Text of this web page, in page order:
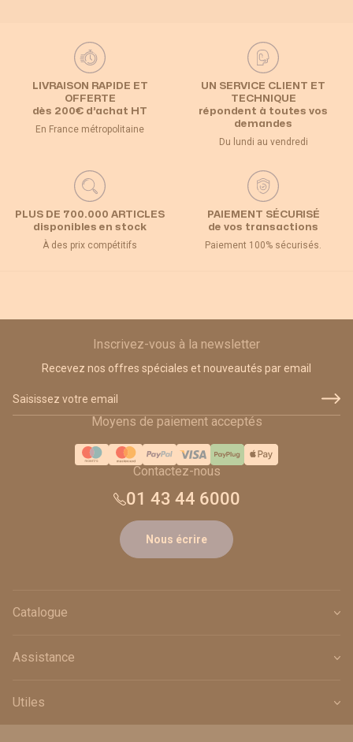
LIVRAISON RAPIDE ET
OFFERTE
dès 200€ d’achat HT
En France métropolitaine
UN SERVICE CLIENT ET
TECHNIQUE
répondent à toutes vos
demandes
Du lundi au vendredi
PLUS DE 700.000 ARTICLES
disponibles en stock
À des prix compétitifs
PAIEMENT SÉCURISÉ
de vos transactions
Paiement 100% sécurisés.
Inscrivez-vous à la newsletter
Recevez nos offres spéciales et nouveautés par email
Moyens de paiement acceptés
Contactez-nous
01 43 44 6000
Nous écrire
Catalogue
Assistance
Utiles